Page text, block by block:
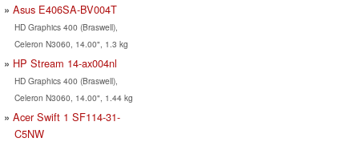
Asus E406SA-BV004T
HD Graphics 400 (Braswell),
Celeron N3060, 14.00", 1.3 kg
HP Stream 14-ax004nl
HD Graphics 400 (Braswell),
Celeron N3060, 14.00", 1.44 kg
Acer Swift 1 SF114-31-
C5NW